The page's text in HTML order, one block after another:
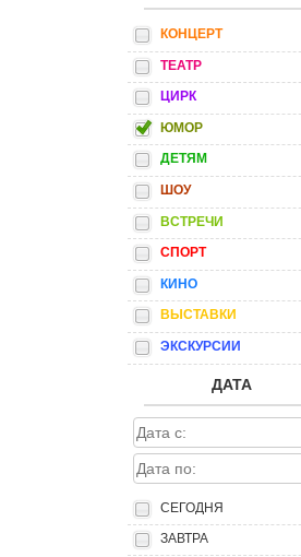
КОНЦЕРТ
ТЕАТР
ЦИРК
ЮМОР
ДЕТЯМ
ШОУ
ВСТРЕЧИ
СПОРТ
КИНО
ВЫСТАВКИ
ЭКСКУРСИИ
ДАТА
СЕГОДНЯ
ЗАВТРА